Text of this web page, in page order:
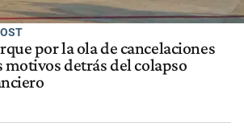
por la ola de cancelaciones
motivos detrás del colapso